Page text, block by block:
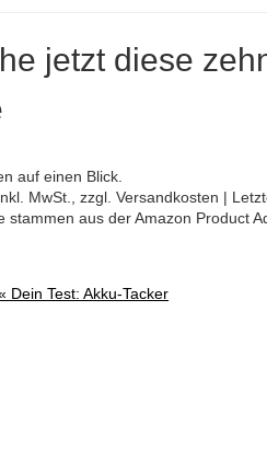
jetzt diese
auf einen Blick.
MwSt., zzgl. Versandkosten |
aus der Amazon Product
Dein Test: Akku-Tacker